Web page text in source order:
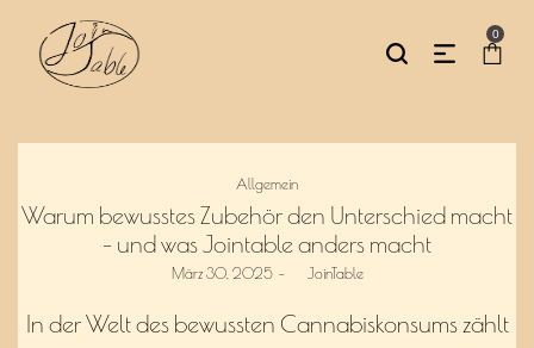
0
Posted
Allgemein
Warum bewusstes Zubehör den Unterschied macht
– und was Jointable anders macht
Posted
März 30, 2025 byJoinTable
In der Welt des bewussten Cannabiskonsums zählt